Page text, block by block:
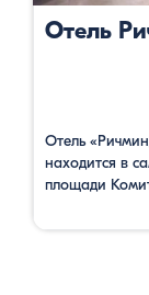
Отель
Отель
находится в
площади